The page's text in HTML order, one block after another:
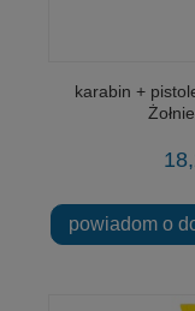
karabin +
powiadom o